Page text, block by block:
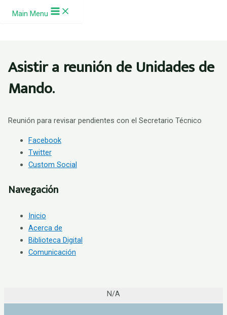
Ir al contenido
Main Menu
Asistir a reunión de Unidades de
Mando.
Reunión para revisar pendientes con el Secretario Técnico
Facebook
Twitter
Custom Social
Navegación
Inicio
Acerca de
Biblioteca Digital
Comunicación
N/A